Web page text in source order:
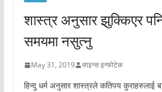
शास्त्र अनुसार झुक्किएर
समयमा नसुत्नु
May 31, 2019 साइन्स इन्फोटेक
हिन्दु धर्म अनुसार शास्त्रले कतिपय कुराहरुलाई